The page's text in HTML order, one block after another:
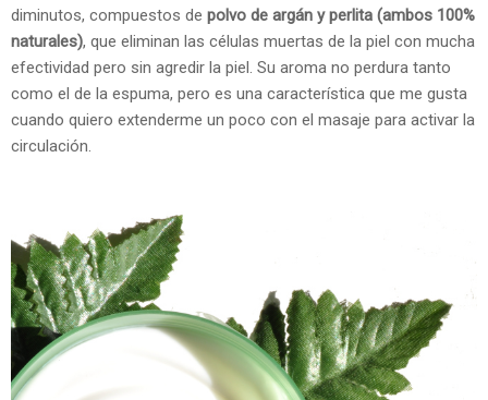
diminutos, compuestos de polvo de argán y perlita (ambos 100%
naturales), que eliminan las células muertas de la piel con mucha
efectividad pero sin agredir la piel. Su aroma no perdura tanto
como el de la espuma, pero es una característica que me gusta
cuando quiero extenderme un poco con el masaje para activar la
circulación.